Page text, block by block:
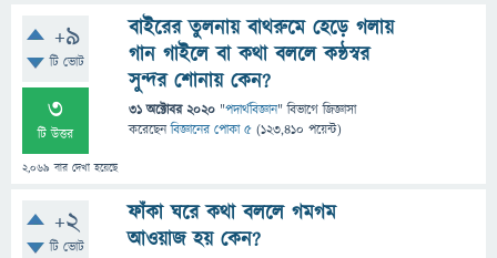
+9
টি ভোট
3
টি উত্তর
2,069 বার দেখা হয়েছে
বাইরের তুলনায় বাথরুমে হেড়ে গলায়
গান গাইলে বা কথা বললে কন্ঠস্বর
সুন্দর শোনায় কেন?
31 অক্টোবর 2020 "পদার্থবিজ্ঞান" বিভাগে জিজ্ঞাসা
করেছেনবিজ্ঞানের পোকা ৫ (123,410 পয়েন্ট)
+2
টি ভোট
ফাঁকা ঘরে কথা বললে গমগম
আওয়াজ হয় কেন?